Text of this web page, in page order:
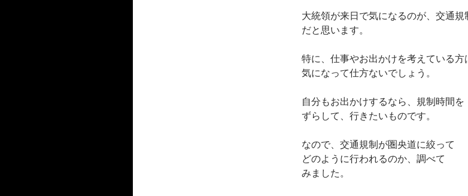
大統領が来日で気になるのが、交通規
だと思います。
特に、仕事やお出かけを考えている方
気になって仕方ないでしょう。
自分もお出かけするなら、規制時間を
ずらして、行きたいものです。
なので、交通規制が圏央道に絞って
どのように行われるのか、調べて
みました。